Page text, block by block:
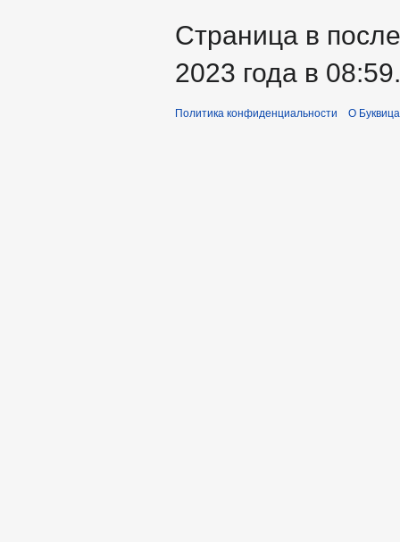
Страница в
2023 года в 08:59.
Политика конфиденциальности О Буквица